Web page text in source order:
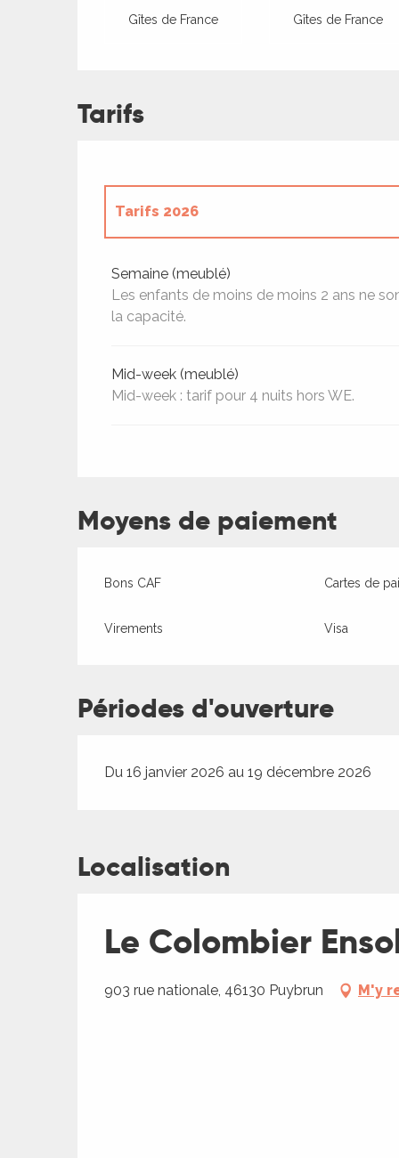
Gîtes de France Gîtes de France
Tarifs
Tarifs 2026
Tarifs 2027
Semaine (meublé)
Les enfants de moins de moins 2 ans ne
la capacité.
Mid-week (meublé)
Mid-week : tarif pour 4 nuits hors WE.
Moyens de paiement
Bons CAF Cartes de
Virements Visa
Périodes d'ouverture
Du 16 janvier 2026 au 19 décembre 2026
Localisation
Le Colombier
903 rue nationale, 46130 Puybrun M'y